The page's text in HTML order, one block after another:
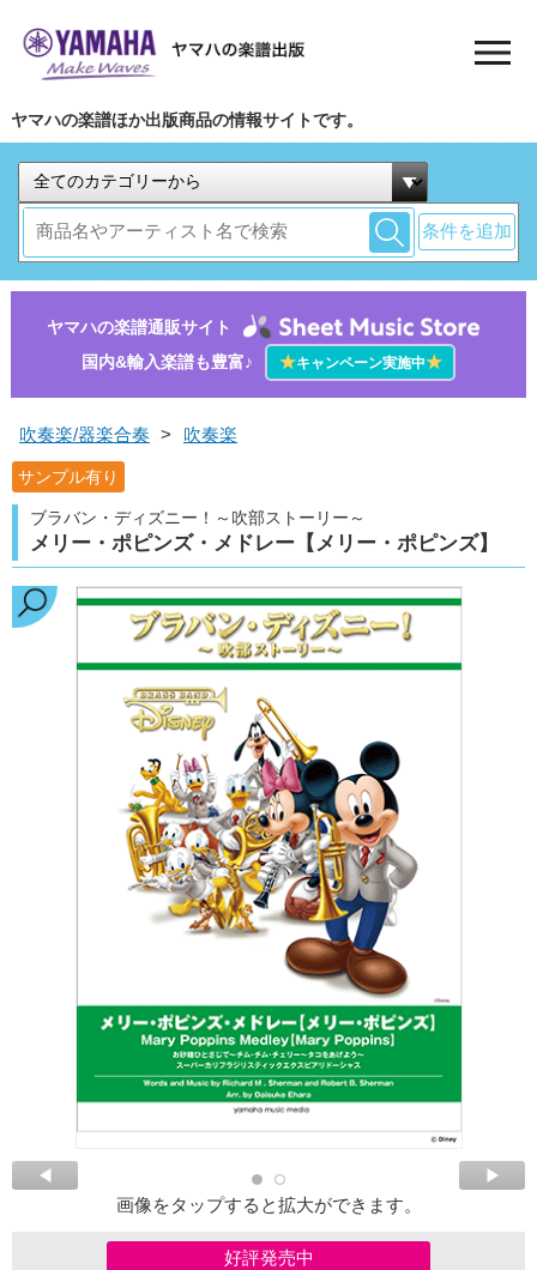
ヤマハの楽譜ほか出版商品の情報サイトです。
条件を追加
ヤマハの楽譜通販サイト
国内&輸入楽譜も豊富♪
★キャンペーン実施中★
吹奏楽/器楽合奏 > 吹奏楽
サンプル有り
ブラバン・ディズニー！～吹部ストーリー～
メリー・ポピンズ・メドレー【メリー・ポピンズ】
画像をタップすると拡大ができます。
好評発売中